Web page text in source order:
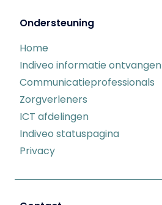
Ondersteuning
Home
Indiveo informatie ontvangen
Communicatieprofessionals
Zorgverleners
ICT afdelingen
Indiveo statuspagina
Privacy